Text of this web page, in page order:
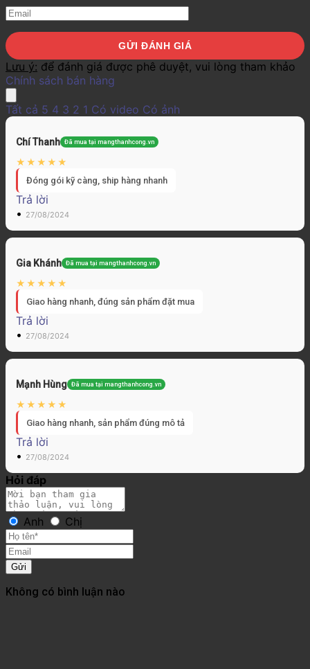
Lưu ý: để đánh giá được phê duyệt, vui lòng tham khảo
Chính sách bán hàng
Tất cả 5 4 3 2 1 Có video Có ảnh
Chí Thanh Đã mua tại mangthanhcong.vn
Đóng gói kỹ càng, ship hàng nhanh
Trả lời
• 27/08/2024
Gia Khánh Đã mua tại mangthanhcong.vn
Giao hàng nhanh, đúng sản phẩm đặt mua
Trả lời
• 27/08/2024
Mạnh Hùng Đã mua tại mangthanhcong.vn
Giao hàng nhanh, sản phẩm đúng mô tả
Trả lời
• 27/08/2024
Hỏi đáp
Anh Chị
Gửi
Không có bình luận nào